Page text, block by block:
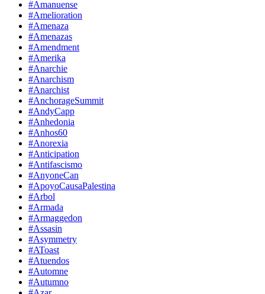
#Amanuense
#Amelioration
#Amenaza
#Amenazas
#Amendment
#Amerika
#Anarchie
#Anarchism
#Anarchist
#AnchorageSummit
#AndyCapp
#Anhedonia
#Anhos60
#Anorexia
#Anticipation
#Antifascismo
#AnyoneCan
#ApoyoCausaPalestina
#Arbol
#Armada
#Armaggedon
#Assasin
#Asymmetry
#AToast
#Atuendos
#Automne
#Autumno